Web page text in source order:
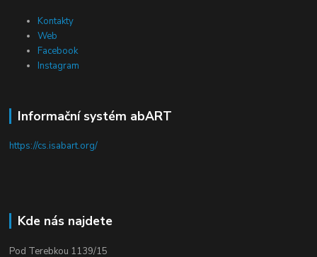
Kontakty
Web
Facebook
Instagram
Informační systém abART
https://cs.isabart.org/
Kde nás najdete
Pod Terebkou 1139/15